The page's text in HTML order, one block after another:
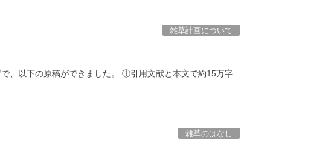
雑草計画について
、以下の原稿ができました。 ①引用文献と本文で約15万字
雑草のはなし